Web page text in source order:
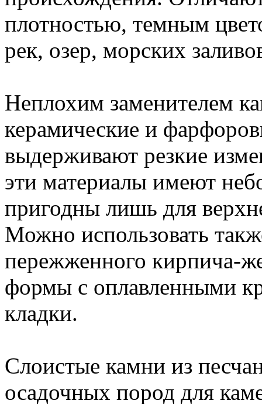
плотностью, темным
рек, озер, морских
Неплохим заменителем
керамические и
выдерживают резкие
эти материалы имеют
пригодны лишь для
Можно использовать
пережженного кирпича-
формы с оплавленными
кладки.
Слоистые камни из
осадочных пород для